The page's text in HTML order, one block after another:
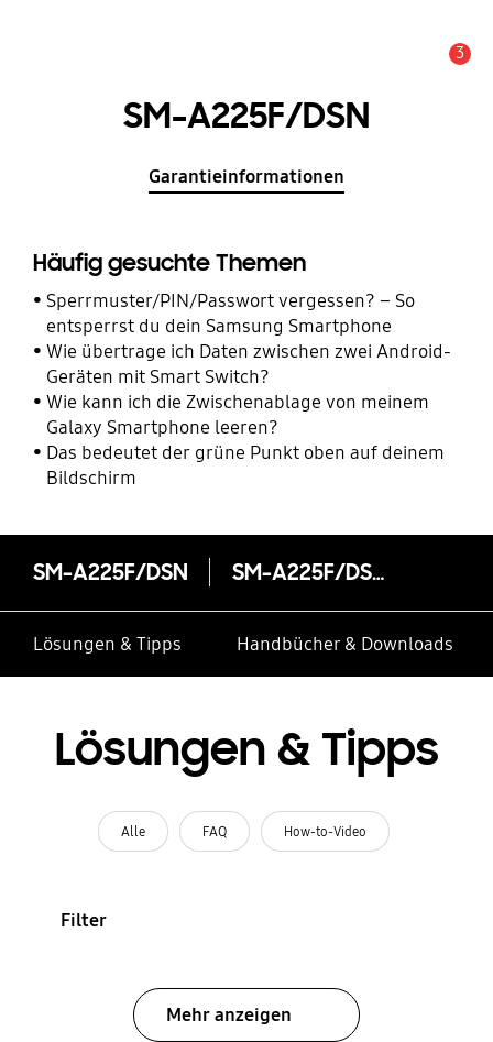
3
SM-A225F/DSN
Garantieinformationen
Häufig gesuchte Themen
Sperrmuster/PIN/Passwort vergessen? – So
entsperrst du dein Samsung Smartphone
Wie übertrage ich Daten zwischen zwei Android-
Geräten mit Smart Switch?
Wie kann ich die Zwischenablage von meinem
Galaxy Smartphone leeren?
Das bedeutet der grüne Punkt oben auf deinem
Bildschirm
SM-A225F/DSN SM-A225F/DSN
Lösungen & Tipps Handbücher & Downloads
Lösungen & Tipps
Alle FAQ How-to-Video
Filter
Mehr anzeigen